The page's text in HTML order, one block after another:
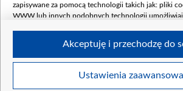
zapisywane za pomocą technologii takich jak: pliki
WWW lub innych podobnych technologii
Twoje dane osobowe zbierane podczas odwiedzania
Ustawienia
Akceptuję i przechodzę do